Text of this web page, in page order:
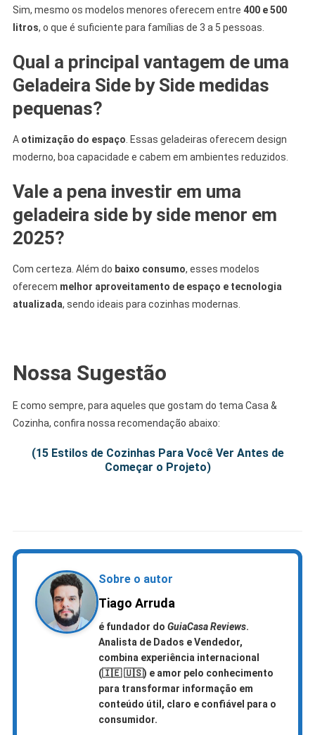
Sim, mesmo os modelos menores oferecem entre 400 e 500
litros, o que é suficiente para famílias de 3 a 5 pessoas.
Qual a principal vantagem de uma
Geladeira Side by Side medidas
pequenas?
A otimização do espaço . Essas geladeiras oferecem design
moderno, boa capacidade e cabem em ambientes reduzidos.
Vale a pena investir em uma
geladeira side by side menor em
2025?
Com certeza. Além do baixo consumo, esses modelos
oferecem melhor aproveitamento de espaço e tecnologia
atualizada, sendo ideais para cozinhas modernas.
Nossa Sugestão
E como sempre, para aqueles que gostam do tema Casa &
Cozinha, confira nossa recomendação abaixo:
(15 Estilos de Cozinhas Para Você Ver Antes de
Começar o Projeto)
Sobre o autor
Tiago Arruda
é fundador do GuiaCasa Reviews.
Analista de Dados e Vendedor,
combina experiência internacional
(🇮🇪 🇺🇸) e amor pelo conhecimento
para transformar informação em
conteúdo útil, claro e confiável para o
consumidor.